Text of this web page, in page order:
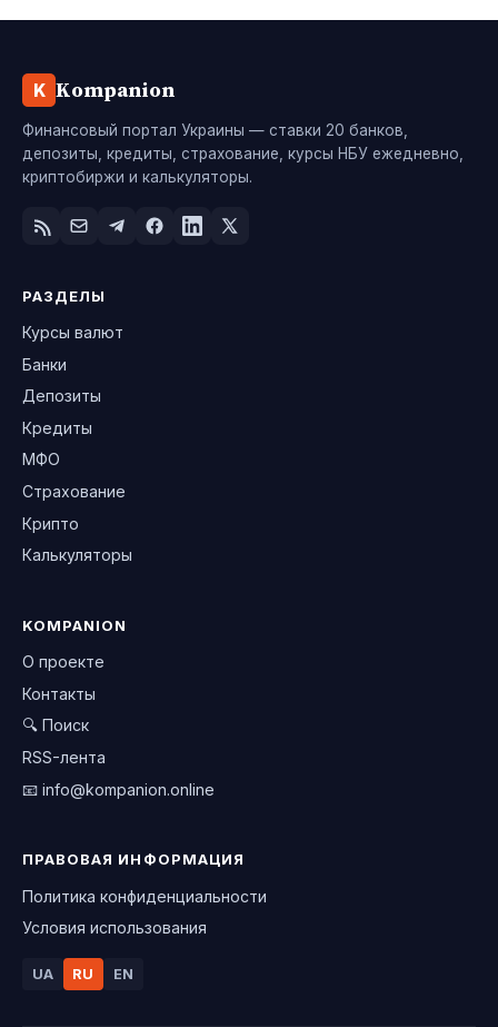
K Kompanion
Финансовый портал Украины — ставки 20 банков,
депозиты, кредиты, страхование, курсы НБУ ежедневно,
криптобиржи и калькуляторы.
РАЗДЕЛЫ
Курсы валют
Банки
Депозиты
Кредиты
МФО
Страхование
Крипто
Калькуляторы
KOMPANION
О проекте
Контакты
🔍 Поиск
RSS-лента
📧 info@kompanion.online
ПРАВОВАЯ ИНФОРМАЦИЯ
Политика конфиденциальности
Условия использования
UA RU EN